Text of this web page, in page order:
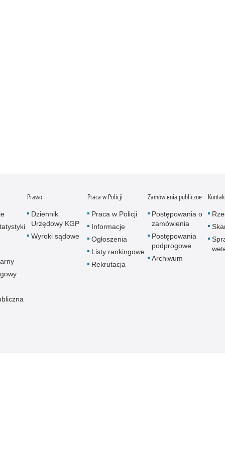
Prawo
Dziennik
Urzędowy KGP
Wyroki sądowe
Praca w Policji
Praca w Policji
Informacje
Ogłoszenia
Listy rankingowe
Rekrutacja
Zamówienia publiczne
Postępowania o
zamówienia
Postępowania
podprogowe
Archiwum